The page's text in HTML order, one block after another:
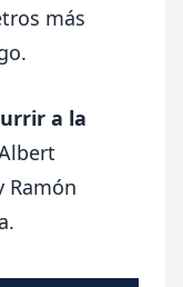
más
a la
Ramón